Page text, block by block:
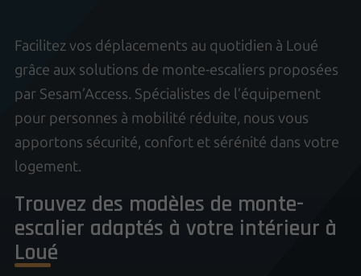
Facilitez vos déplacements au quotidien à Loué
grâce aux solutions de monte-escaliers proposées
par Sesam’Access. Spécialistes de l’équipement
pour personnes à mobilité réduite, nous vous
apportons sécurité, confort et sérénité dans votre
logement.
Trouvez des modèles de monte-
escalier adaptés à votre intérieur à
Loué